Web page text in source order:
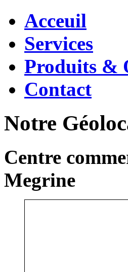
Acceuil
Services
Produits &
Contact
Notre
Centre
Megrine